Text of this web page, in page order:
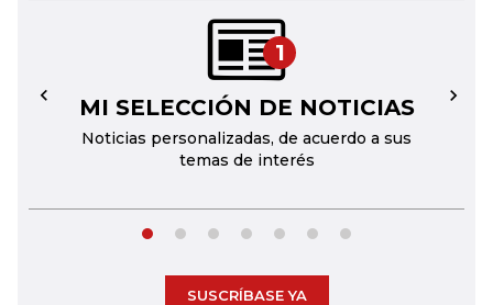
1
MI SELECCIÓN DE NOTICIAS
Noticias personalizadas, de acuerdo a sus
temas de interés
← →
SUSCRÍBASE YA